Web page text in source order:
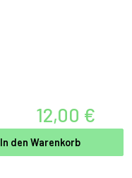
12,00 €
In den Warenkorb